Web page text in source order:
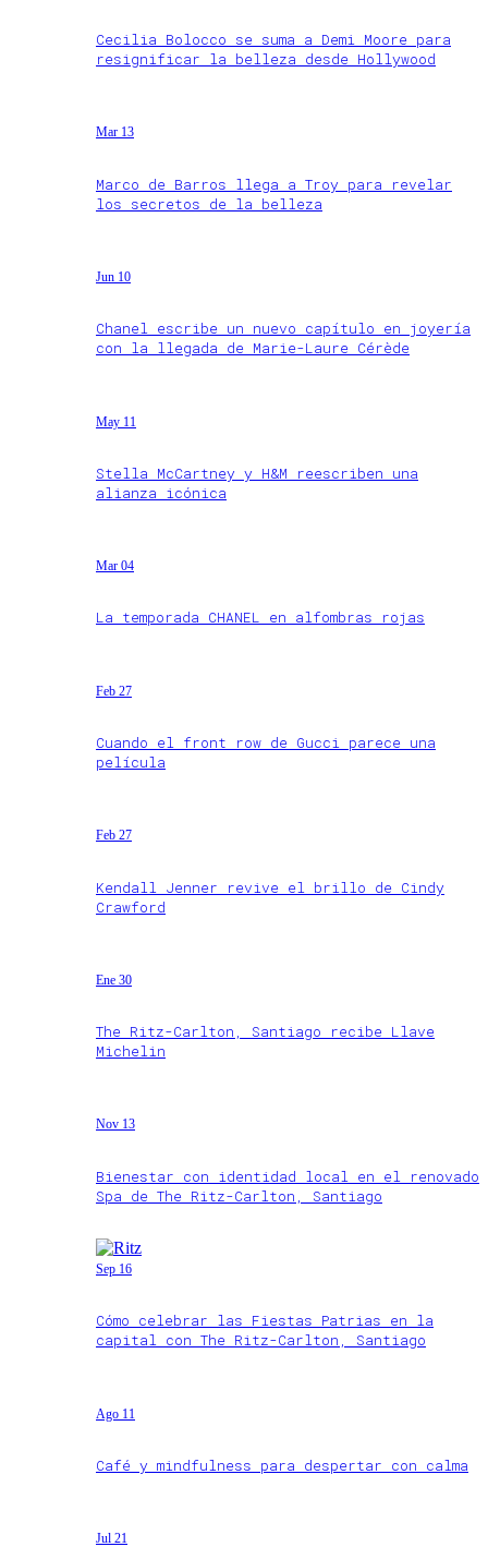
Cecilia Bolocco se suma a Demi Moore para
resignificar la belleza desde Hollywood
Mar 13
Marco de Barros llega a Troy para revelar
los secretos de la belleza
Jun 10
Chanel escribe un nuevo capítulo en joyería
con la llegada de Marie-Laure Cérède
May 11
Stella McCartney y H&M reescriben una
alianza icónica
Mar 04
La temporada CHANEL en alfombras rojas
Feb 27
Cuando el front row de Gucci parece una
película
Feb 27
Kendall Jenner revive el brillo de Cindy
Crawford
Ene 30
The Ritz-Carlton, Santiago recibe Llave
Michelin
Nov 13
Bienestar con identidad local en el renovado
Spa de The Ritz-Carlton, Santiago
Sep 16
Cómo celebrar las Fiestas Patrias en la
capital con The Ritz-Carlton, Santiago
Ago 11
Café y mindfulness para despertar con calma
Jul 21